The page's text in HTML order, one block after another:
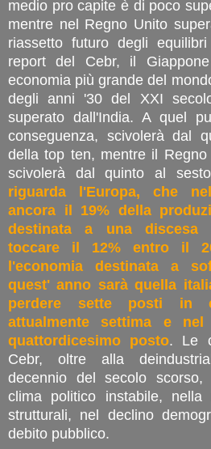
medio pro capite è di poco
mentre nel Regno Unito
riassetto futuro degli
report del Cebr, il
economia più grande del
degli anni '30 del XXI
superato dall'India. A quel
conseguenza, scivolerà dal
della top ten, mentre il
scivolerà dal quinto al
riguarda l'Europa, che
ancora il 19% della
destinata a una discesa
toccare il 12% entro il
l'economia destinata a
quest' anno sarà quella
perdere sette posti in
attualmente settima e
quattordicesimo posto. Le
Cebr, oltre alla
decennio del secolo
clima politico instabile, nella
strutturali, nel declino
debito pubblico.